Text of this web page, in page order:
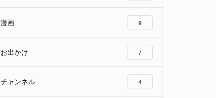
漫画 9
お出かけ 7
チャンネル 4